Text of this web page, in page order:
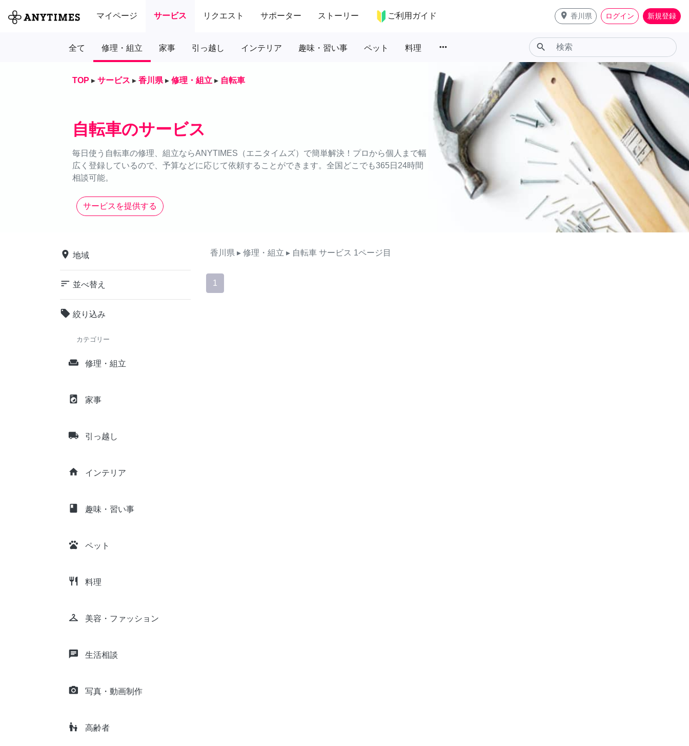
マイページ サービス リクエスト サポーター ストーリー ご利用ガイド place 香川県 ログイン 新規登録
全て 修理・組立 家事 引っ越し インテリア 趣味・習い事 ペット 料理 more_horiz search
TOP ▸ サービス ▸ 香川県 ▸ 修理・組立 ▸ 自転車
自転車のサービス
毎日使う自転車の修理、組立ならANYTIMES（エニタイムズ）で簡単解決！プロから個人まで幅
広く登録しているので、予算などに応じて依頼することができます。全国どこでも365日24時間
相談可能。
サービスを提供する
place 地域
sort 並べ替え
local_offer 絞り込み
カテゴリー
weekend 修理・組立
local_laundry_service 家事
local_shipping 引っ越し
home インテリア
class 趣味・習い事
pets ペット
restaurant 料理
checkroom 美容・ファッション
chat 生活相談
camera_alt 写真・動画制作
escalator_warning 高齢者
香川県 ▸ 修理・組立 ▸ 自転車 サービス 1ページ目
1